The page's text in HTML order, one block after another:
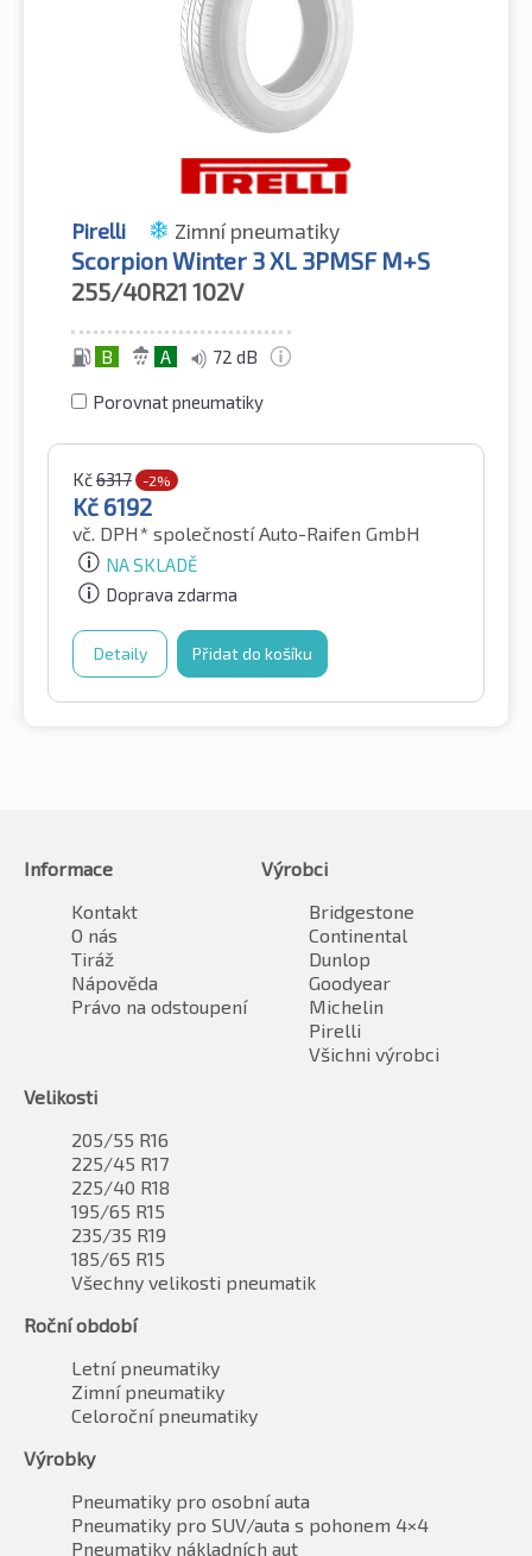
Pirelli Zimní pneumatiky
Scorpion Winter 3 XL 3PMSF M+S
255/40R21 102V
B A 72 dB
Porovnat pneumatiky
Kč6317 -2%
Kč 6192
vč. DPH* společností Auto-Raifen GmbH
NA SKLADĚ
Doprava zdarma
Detaily Přidat do košíku
Informace
Kontakt
O nás
Tiráž
Nápověda
Právo na odstoupení
Výrobci
Bridgestone
Continental
Dunlop
Goodyear
Michelin
Pirelli
Všichni výrobci
Velikosti
205/55 R16
225/45 R17
225/40 R18
195/65 R15
235/35 R19
185/65 R15
Všechny velikosti pneumatik
Roční období
Letní pneumatiky
Zimní pneumatiky
Celoroční pneumatiky
Výrobky
Pneumatiky pro osobní auta
Pneumatiky pro SUV/auta s pohonem 4×4
Pneumatiky nákladních aut